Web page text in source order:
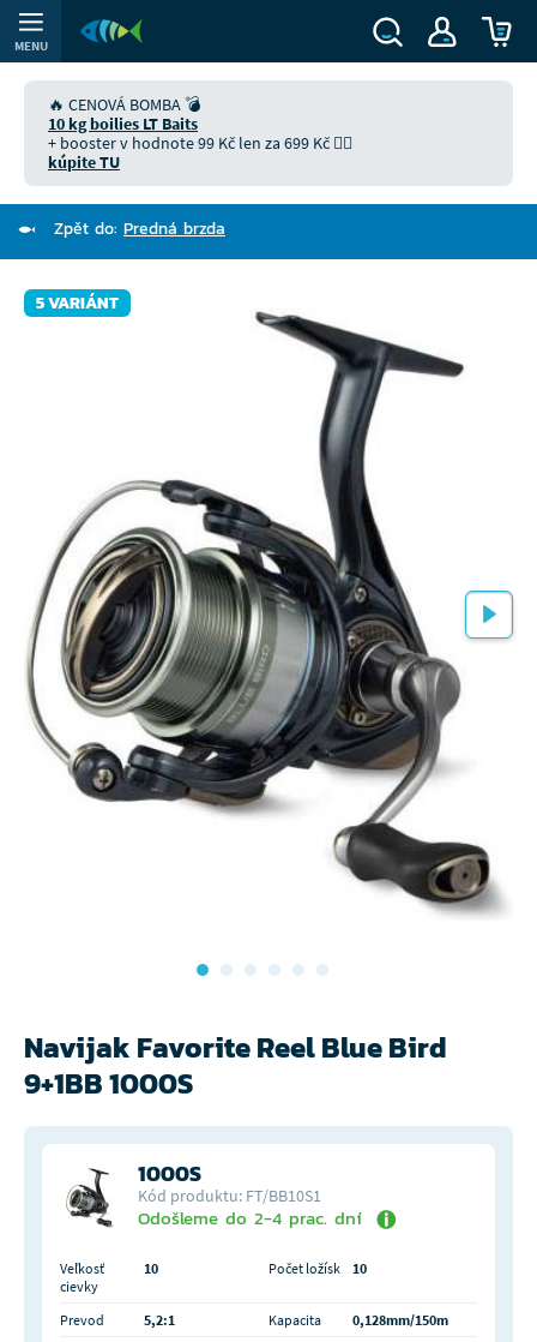
MENU
🔥 CENOVÁ BOMBA 💣
10 kg boilies LT Baits
+ booster v hodnote 99 Kč len za 699 Kč 👉🏻
kúpite TU
Zpět do: Predná brzda
5 VARIÁNT
Navijak Favorite Reel Blue Bird
9+1BB 1000S
1000S
Kód produktu: FT/BB10S1
Odošleme do 2-4 prac. dní
Veľkosť
cievky
10 Počet ložísk 10
Prevod 5,2:1 Kapacita
0,128mm/150m